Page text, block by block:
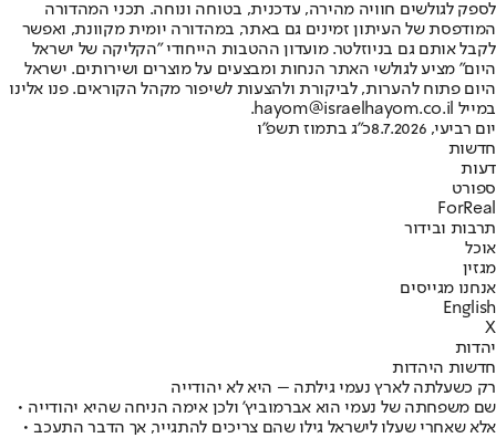
לספק לגולשים חוויה מהירה, עדכנית, בטוחה ונוחה. תכני המהדורה
המודפסת של העיתון זמינים גם באתר, במהדורה יומית מקוונת, ואפשר
לקבל אותם גם בניוזלטר. מועדון ההטבות הייחודי "הקליקה של ישראל
היום" מציע לגולשי האתר הנחות ומבצעים על מוצרים ושירותים. ישראל
היום פתוח להערות, לביקורת ולהצעות לשיפור מקהל הקוראים. פנו אלינו
במייל hayom@israelhayom.co.il.
יום רביעי, 8.7.2026
כ"ג בתמוז תשפ"ו
חדשות
דעות
ספורט
ForReal
תרבות ובידור
אוכל
מגזין
אנחנו מגייסים
English
X
יהדות
חדשות היהדות
רק כשעלתה לארץ נעמי גילתה – היא לא יהודייה
שם משפחתה של נעמי הוא אברמוביץ' ולכן אימה הניחה שהיא יהודייה •
אלא שאחרי שעלו לישראל גילו שהם צריכים להתגייר, אך הדבר התעכב •